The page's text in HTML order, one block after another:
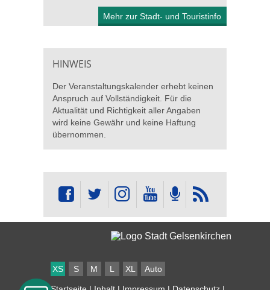
Mehr zur Stadt- und Touristinfo
HINWEIS
Der Veranstaltungskalender erhebt keinen
Anspruch auf Vollständigkeit. Für die
Aktualität und Richtigkeit aller Angaben
wird keine Gewähr und keine Haftung
übernommen.
XS S M L XL Auto